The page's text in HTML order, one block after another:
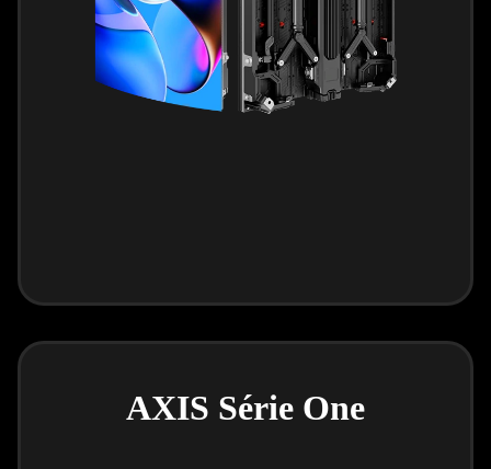
AXIS Série One